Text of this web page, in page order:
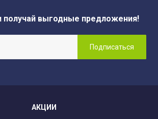
получай выгодные предложения!
АКЦИИ